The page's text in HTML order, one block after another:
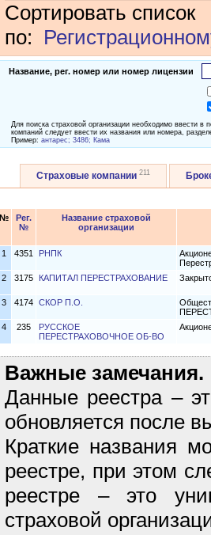
Сортировать список
по:
Название, рег. номер или номер лицензии
Для поиска страховой организации необходимо ввести
компаний следует ввести их названия или номера,
Пример: антарес; 3486; Кама
Страховые компании 211
№
Рег.
№
Название страховой
организации
1 4351 РНПК
2
3175 КАПИТАЛ ПЕРЕСТРАХОВАНИЕ
3 4174 СКОР П.О.
4
235
РУССКОЕ
ПЕРЕСТРАХОВОЧНОЕ ОБ-ВО
Важные замечания.
Данные реестра –
обновляется после
Краткие названия
реестре, при этом
реестре – это
страховой